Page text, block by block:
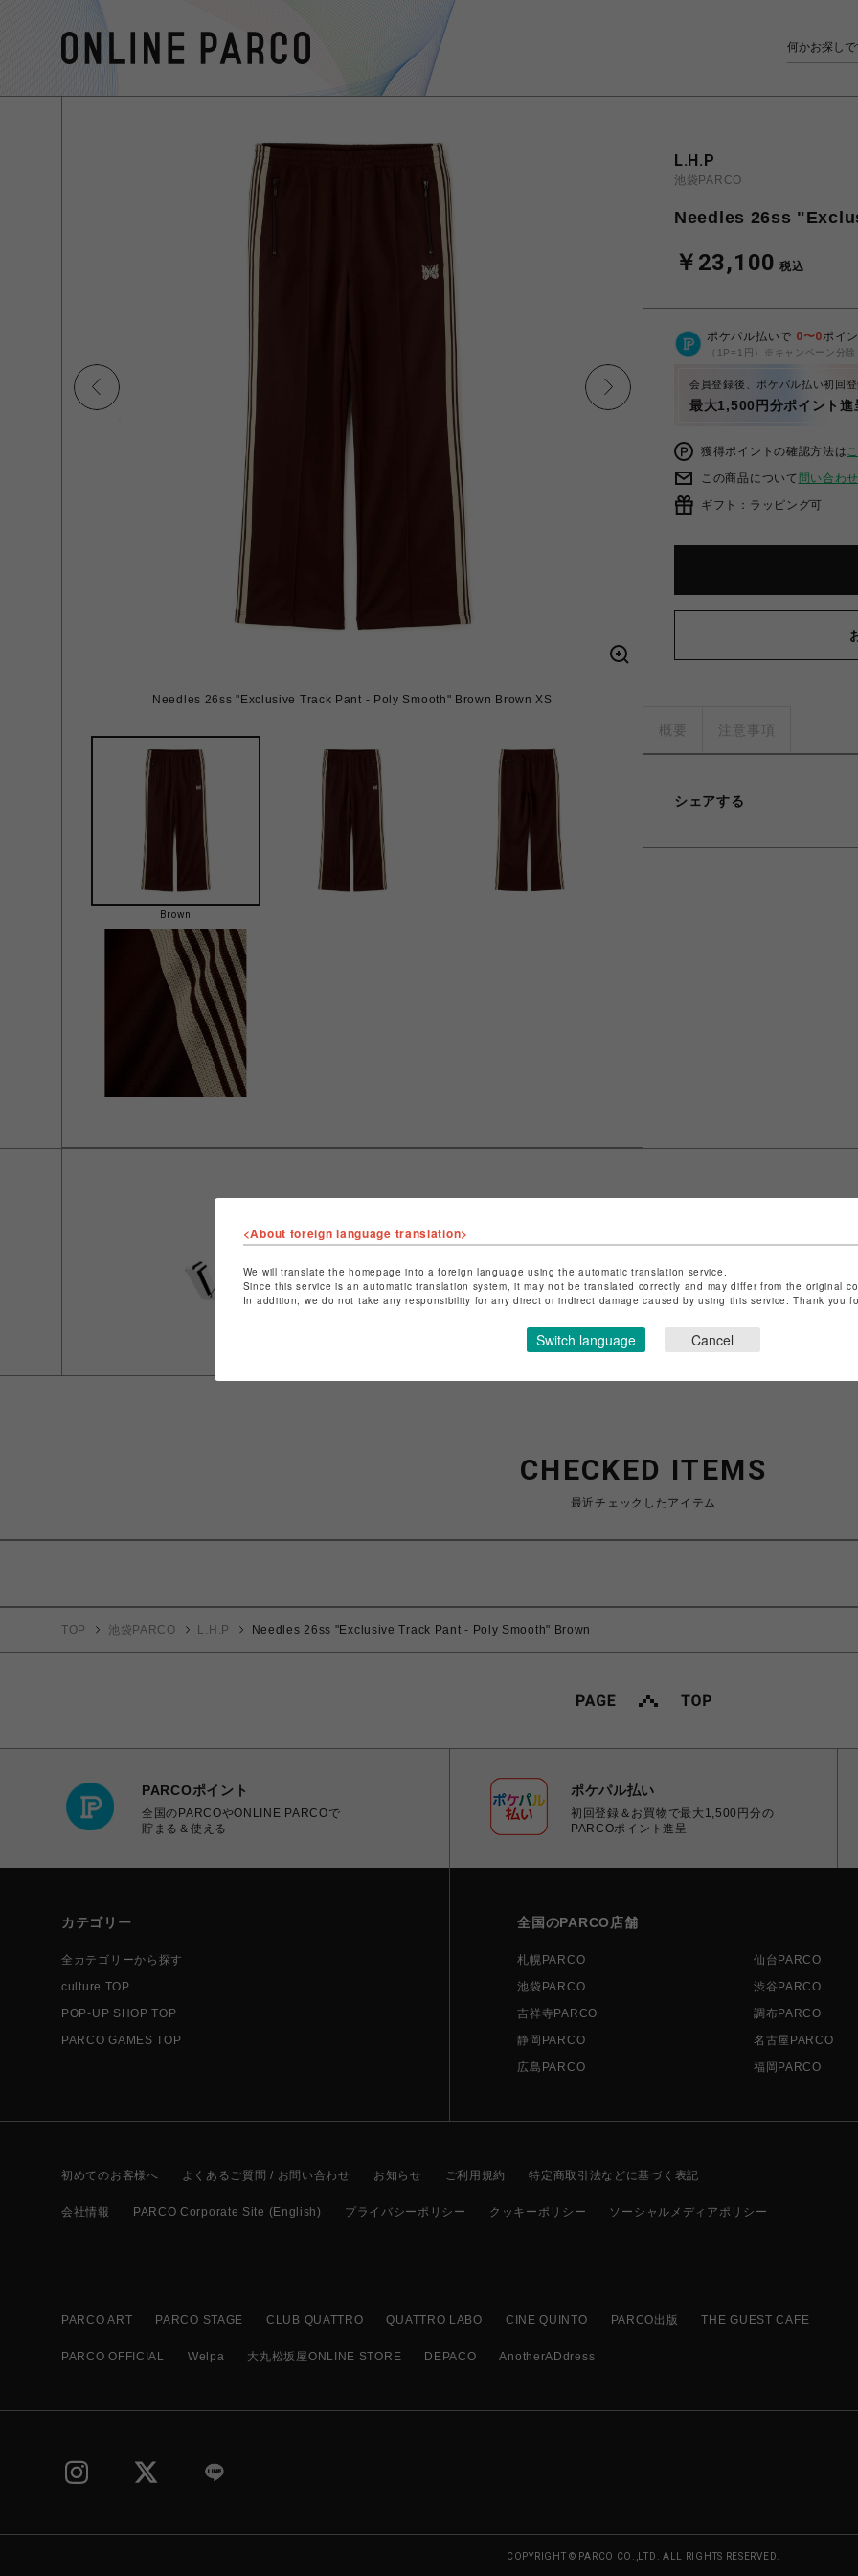
Needles 26ss "Exclusive Track Pant - Poly Smooth" Brown Brown XS
Brown
L.H.P
池袋PARCO
Needles 26ss
￥23,100 税込
ポケパル払いで 0〜0ポイ
（1P=1円）※キャンペーン分除
会員登録後、ポケパル払い初回
最大1,500円分ポイント進
獲得ポイントの確認方法は
この商品について 問い合わ
ギフト：ラッピング可
概要 注意事項
シェアする
ショップ名
特定商取引法など法令に基づく表記はこちら
ショップお問い合わせはこちら
CHECKED ITEMS
最近チェックしたアイテム
TOP 池袋PARCO L.H.P Needles 26ss "Exclusive Track Pant - Poly Smooth" Brown
PARCOポイント
全国のPARCOやONLINE PARCOで
貯まる＆使える
ポケパル払い
初回登録＆お買物で最大1,500円分の
PARCOポイント進呈
カテゴリー
全カテゴリーから探す
culture TOP
POP-UP SHOP TOP
PARCO GAMES TOP
全国のPARCO店舗
札幌PARCO 仙台PARCO
池袋PARCO
渋谷PARCO
吉祥寺PARCO
調布PARCO
静岡PARCO
名古屋PARCO
広島PARCO
福岡PARCO
初めてのお客様へ よくあるご質問 / お問い合わせ お知らせ ご利用規約 特定商取引法などに基づく表記
会社情報 PARCO Corporate Site (English) プライバシーポリシー クッキーポリシー ソーシャルメディアポリシー
PARCO ART PARCO STAGE CLUB QUATTRO QUATTRO LABO CINE QUINTO PARCO出版 THE GUEST CAFE
PARCO OFFICIAL Welpa 大丸松坂屋ONLINE STORE DEPACO AnotherADdress
COPYRIGHT © PARCO CO.,LTD. ALL RIGHTS RESERVED.
<About foreign language translation>
We will translate the homepage into a foreign language using the automatic translation service.
Since this service is an automatic translation system, it may not be translated correctly and may differ from the original
In addition, we do not take any responsibility for any direct or indirect damage caused by using this service. Thank you
Switch language Cancel